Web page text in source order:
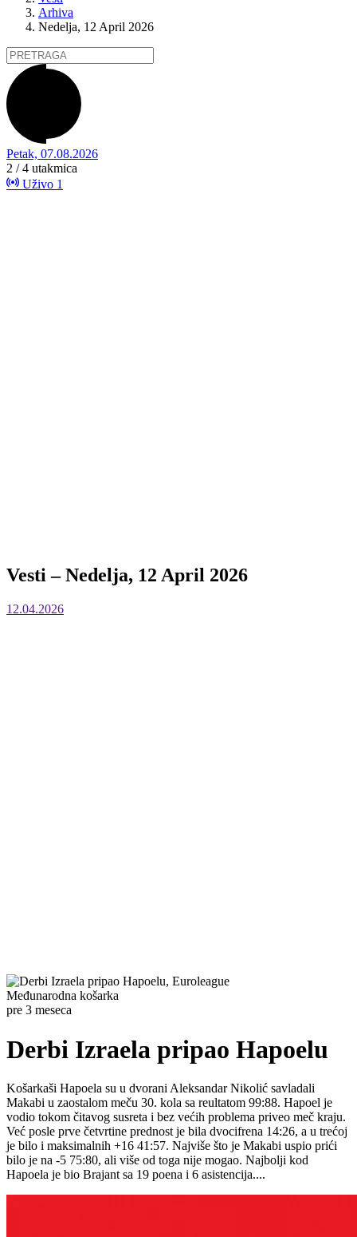
Arhiva
Nedelja, 12 April 2026
Petak, 07.08.2026
2 / 4 utakmica
Uživo 1
Vesti – Nedelja, 12 April 2026
12.04.2026
Međunarodna košarka
pre 3 meseca
Derbi Izraela pripao Hapoelu
Košarkaši Hapoela su u dvorani Aleksandar Nikolić savladali
Makabi u zaostalom meču 30. kola sa reultatom 99:88. Hapoel je
vodio tokom čitavog susreta i bez većih problema priveo meč kraju.
Već posle prve četvrtine prednost je bila dvocifrena 14:26, a u trećoj
je bilo i maksimalnih +16 41:57. Najviše što je Makabi uspio prići
bilo je na -5 75:80, ali više od toga nije mogao. Najbolji kod
Hapoela je bio Brajant sa 19 poena i 6 asistencija....